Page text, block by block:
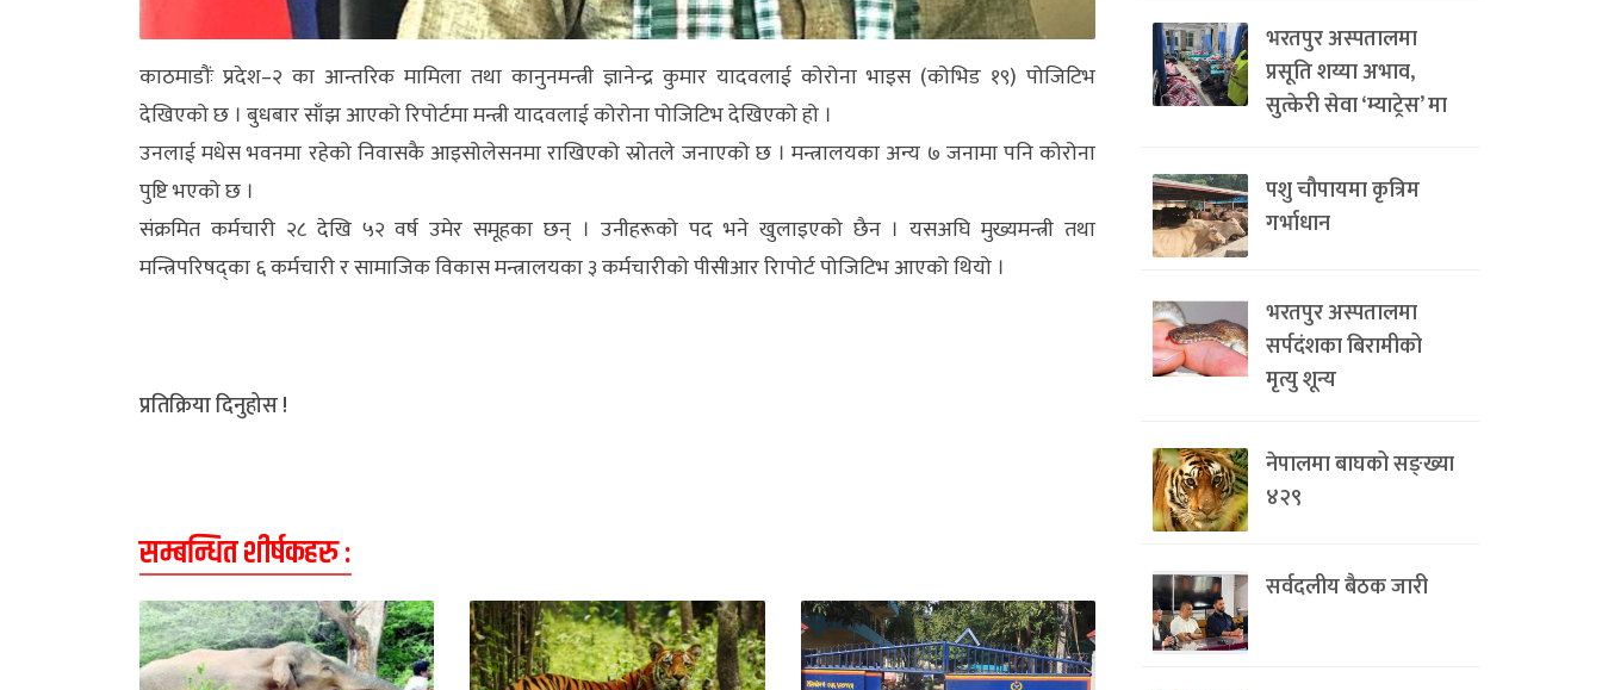
काठमाडौंः प्रदेश–२ का आन्तरिक मामिला तथा कानुनमन्त्री ज्ञानेन्द्र कुमार यादवलाई कोरोना भाइस (कोभिड १९) पोजिटिभ
देखिएको छ । बुधबार साँझ आएको रिपोर्टमा मन्त्री यादवलाई कोरोना पोजिटिभ देखिएको हो ।
उनलाई मधेस भवनमा रहेको निवासकै आइसोलेसनमा राखिएको स्रोतले जनाएको छ । मन्त्रालयका अन्य ७ जनामा पनि कोरोना
पुष्टि भएको छ ।
संक्रमित कर्मचारी २८ देखि ५२ वर्ष उमेर समूहका छन् । उनीहरूको पद भने खुलाइएको छैन । यसअघि मुख्यमन्त्री तथा
मन्त्रिपरिषद्का ६ कर्मचारी र सामाजिक विकास मन्त्रालयका ३ कर्मचारीको पीसीआर रिापोर्ट पोजिटिभ आएको थियो ।
प्रतिक्रिया दिनुहोस !
सम्बन्धित शीर्षकहरु :
भरतपुर अस्पतालमा
प्रसूति शय्या अभाव,
सुत्केरी सेवा ‘म्याट्रेस’ मा
पशु चौपायमा कृत्रिम
गर्भाधान
भरतपुर अस्पतालमा
सर्पदंशका बिरामीको
मृत्यु शून्य
नेपालमा बाघको सङ्ख्या
४२९
सर्वदलीय बैठक जारी